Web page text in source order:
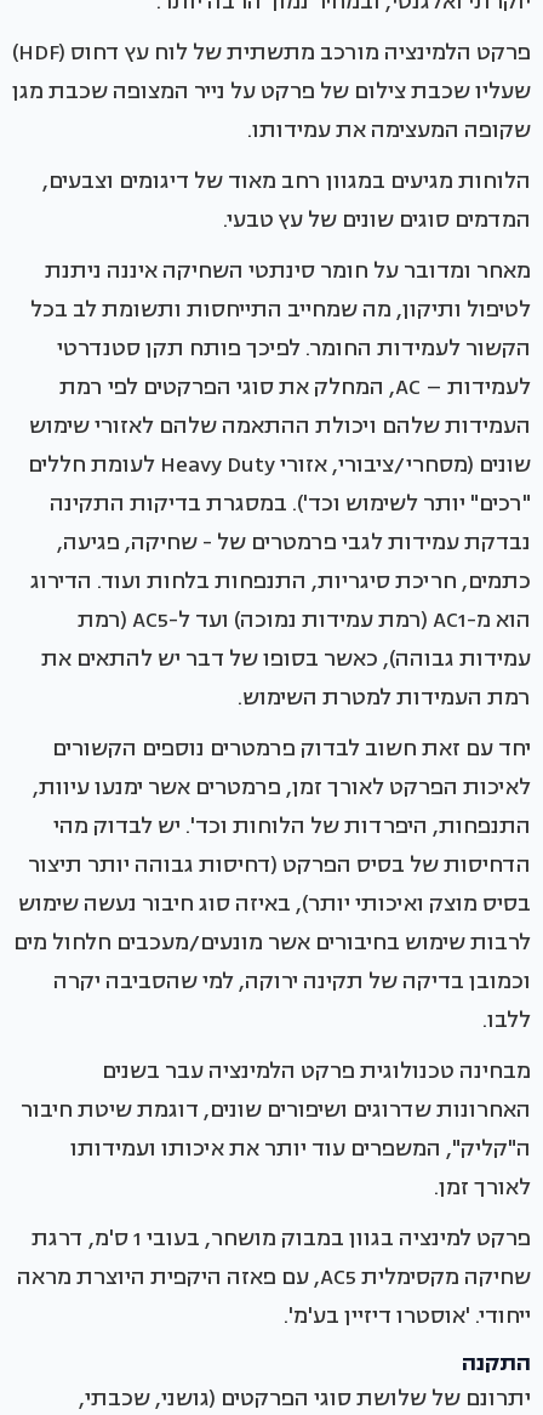
פרקט הלמינציה מורכב מתשתית של לוח עץ דחוס (HDF)
שעליו שכבת צילום של פרקט על נייר המצופה שכבת מגן
שקופה המעצימה את עמידותו.
הלוחות מגיעים במגוון רחב מאוד של דיגומים וצבעים,
המדמים סוגים שונים של עץ טבעי.
מאחר ומדובר על חומר סינתטי השחיקה איננה ניתנת
לטיפול ותיקון, מה שמחייב התייחסות ותשומת לב בכל
הקשור לעמידות החומר. לפיכך פותח תקן סטנדרטי
לעמידות – AC, המחלק את סוגי הפרקטים לפי רמת
העמידות שלהם ויכולת ההתאמה שלהם לאזורי שימוש
שונים (מסחרי/ציבורי, אזורי Heavy Duty לעומת חללים
"רכים" יותר לשימוש וכד'). במסגרת בדיקות התקינה
נבדקת עמידות לגבי פרמטרים של - שחיקה, פגיעה,
כתמים, חריכת סיגריות, התנפחות בלחות ועוד. הדירוג
הוא מ-AC1 (רמת עמידות נמוכה) ועד ל-AC5 (רמת
עמידות גבוהה), כאשר בסופו של דבר יש להתאים את
רמת העמידות למטרת השימוש.
יחד עם זאת חשוב לבדוק פרמטרים נוספים הקשורים
לאיכות הפרקט לאורך זמן, פרמטרים אשר ימנעו עיוות,
התנפחות, היפרדות של הלוחות וכד'. יש לבדוק מהי
הדחיסות של בסיס הפרקט (דחיסות גבוהה יותר תיצור
בסיס מוצק ואיכותי יותר), באיזה סוג חיבור נעשה שימוש
לרבות שימוש בחיבורים אשר מונעים/מעכבים חלחול מים
וכמובן בדיקה של תקינה ירוקה, למי שהסביבה יקרה
ללבו.
מבחינה טכנולוגית פרקט הלמינציה עבר בשנים
האחרונות שדרוגים ושיפורים שונים, דוגמת שיטת חיבור
ה"קליק", המשפרים עוד יותר את איכותו ועמידותו
לאורך זמן.
פרקט למינציה בגוון במבוק מושחר, בעובי 1 ס'מ, דרגת
שחיקה מקסימלית AC5, עם פאזה היקפית היוצרת מראה
ייחודי. 'אוסטרו דיזיין בע'מ'.
התקנה
יתרונם של שלושת סוגי הפרקטים (גושני, שכבתי,